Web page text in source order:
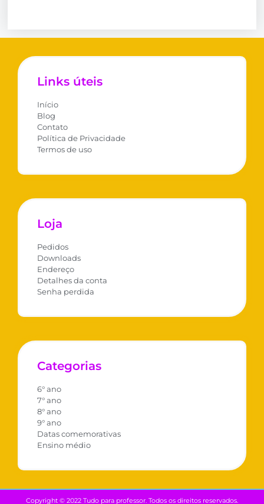
Links úteis
Início
Blog
Contato
Política de Privacidade
Termos de uso
Loja
Pedidos
Downloads
Endereço
Detalhes da conta
Senha perdida
Categorias
6° ano
7° ano
8° ano
9° ano
Datas comemorativas
Ensino médio
Copyright © 2022 Tudo para professor. Todos os direitos reservados.